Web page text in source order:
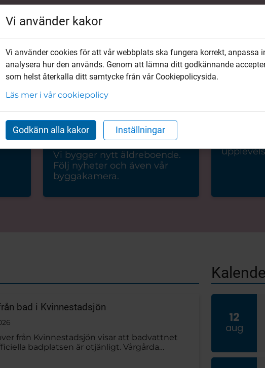
Följ bygget av vårt nya
äldreboende
Vi bygger nytt äldreboende.
Följ nyheter och även vår
byggakamera.
bad i Kvinnestadsjön
från Kvinnestadsjön visar att badvattnet
badplatsen är otjänligt. Vårgårda
Datum
12
aug
Datum
Vi använder kakor
Vi använder cookies för att vår webbplats ska fungera korrekt, anpassa
analysera hur den används. Genom att lämna ditt godkännande
som helst återkalla ditt samtycke från vår Cookiepolicysida.
Läs mer i vår cookiepolicy
Godkänn alla kakor Inställningar